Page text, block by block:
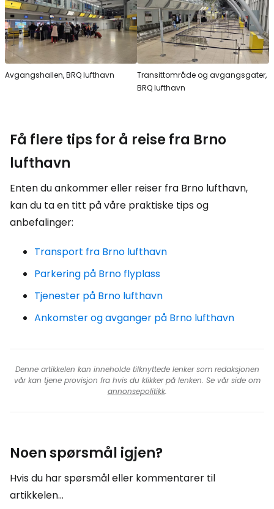
Avgangshallen, BRQ lufthavn
Transittområde og avgangsgater,
BRQ lufthavn
Få flere tips for å reise fra Brno
lufthavn
Enten du ankommer eller reiser fra Brno lufthavn,
kan du ta en titt på våre praktiske tips og
anbefalinger:
Transport fra Brno lufthavn
Parkering på Brno flyplass
Tjenester på Brno lufthavn
Ankomster og avganger på Brno lufthavn
Denne artikkelen kan inneholde tilknyttede lenker som redaksjonen
vår kan tjene provisjon fra hvis du klikker på lenken. Se vår side om
annonsepolitikk.
Noen spørsmål igjen?
Hvis du har spørsmål eller kommentarer til
artikkelen...